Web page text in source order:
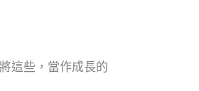
這些，當作成長的